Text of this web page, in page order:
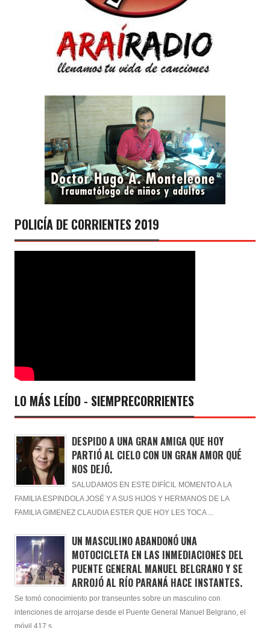
POLICÍA DE CORRIENTES 2019
LO MÁS LEÍDO - SIEMPRECORRIENTES
DESPIDO A UNA GRAN AMIGA QUE HOY
PARTIÓ AL CIELO CON UN GRAN AMOR QUÉ
NOS DEJÓ.
SALUDAMOS EN ESTE DIFÍCIL MOMENTO A LA
FAMILIA ESPINDOLA JOSÉ Y A SUS HIJOS Y HERMANOS DE LA
FAMILIA GIMENEZ CLAUDIA ESTER QUE HOY LES TOCA ...
UN MASCULINO ABANDONÓ UNA
MOTOCICLETA EN LAS INMEDIACIONES DEL
PUENTE GENERAL MANUEL BELGRANO Y SE
ARROJÓ AL RÍO PARANÁ HACE INSTANTES.
Se tomó conocimiento por transeuntes sobre un masculino con
intenciones de arrojarse desde el Puente General Manuel Belgrano, el
móvil 417 s...